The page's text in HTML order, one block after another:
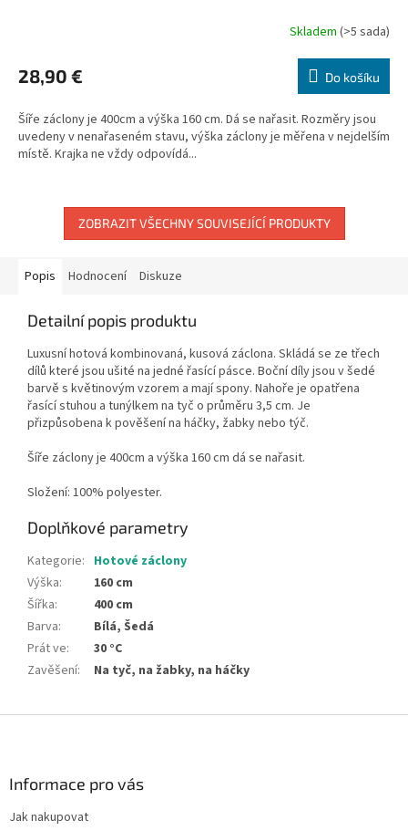
Skladem (>5 sada)
28,90 € Do košíku
Šíře záclony je 400cm a výška 160 cm. Dá se nařasit. Rozměry jsou
uvedeny v nenařaseném stavu, výška záclony je měřena v nejdelším
místě. Krajka ne vždy odpovídá...
ZOBRAZIT VŠECHNY SOUVISEJÍCÍ PRODUKTY
Popis Hodnocení Diskuze
Detailní popis produktu
Luxusní hotová kombinovaná, kusová záclona. Skládá se ze třech
dílů které jsou ušité na jedné řasící pásce. Boční díly jsou v šedé
barvě s květinovým vzorem a mají spony. Nahoře je opatřena
řasící stuhou a tunýlkem na tyč o průměru 3,5 cm. Je
přizpůsobena k pověšení na háčky, žabky nebo týč.
Šíře záclony je 400cm a výška 160 cm dá se nařasit.
Složení: 100% polyester.
Doplňkové parametry
Kategorie: Hotové záclony
Výška:
160 cm
Šířka:
400 cm
Barva:
Bílá, Šedá
Prát ve:
30 °C
Zavěšení: Na tyč, na žabky, na háčky
Informace pro vás
Jak nakupovat